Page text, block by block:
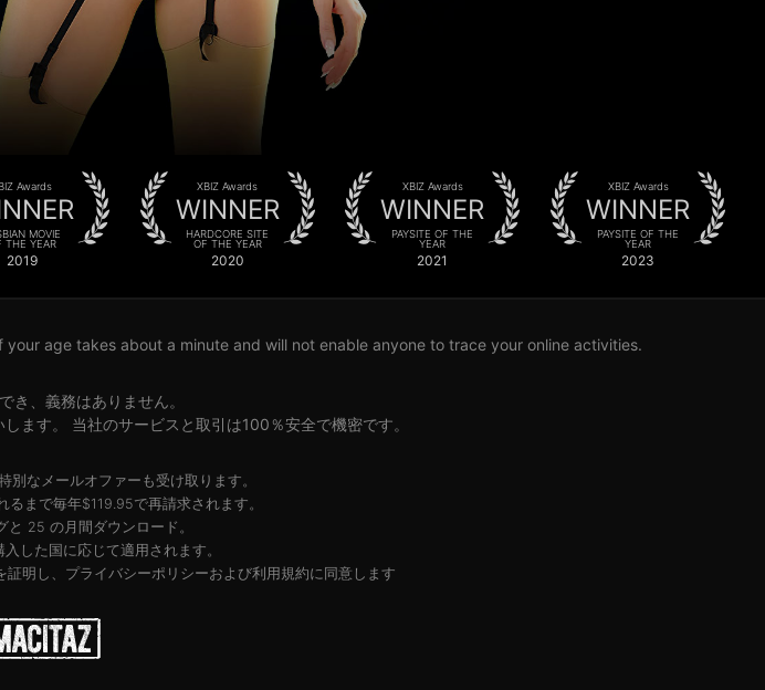
Awards
MOVIE
THE YEAR
2019
XBIZ Awards
WINNER
HARDCORE SITE
OF THE YEAR
2020
XBIZ Awards
WINNER
PAYSITE OF THE
YEAR
2021
XBIZ Awards
WINNER
PAYSITE OF THE
YEAR
2023
age takes about a minute and will not enable anyone to trace your online activities.
き、義務はありません。
ます。 当社のサービスと取引は100％安全で機密です。
別なメールオファーも受け取ります。
るまで毎年$119.95で再請求されます。
と 25 の月間ダウンロード。
した国に応じて適用されます。
明し、 プライバシーポリシーおよび利用規約に同意します